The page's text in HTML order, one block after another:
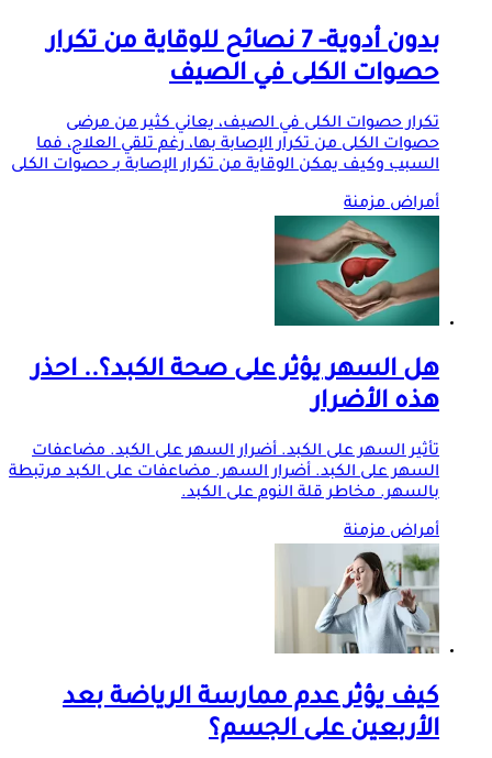
بدون أدوية- 7 نصائح للوقاية من تكرار
حصوات الكلى في الصيف
تكرار حصوات الكلى في الصيف، يعاني كثير من مرضى
حصوات الكلى من تكرار الإصابة بها، رغم تلقي العلاج، فما
السبب وكيف يمكن الوقاية من تكرار الإصابة بـ حصوات الكلى
أمراض مزمنة
هل السهر يؤثر على صحة الكبد؟.. احذر
هذه الأضرار
تأثير السهر على الكبد. أضرار السهر على الكبد. مضاعفات
السهر على الكبد. أضرار السهر. مضاعفات على الكبد مرتبطة
بالسهر. مخاطر قلة النوم على الكبد.
أمراض مزمنة
كيف يؤثر عدم ممارسة الرياضة بعد
الأربعين على الجسم؟